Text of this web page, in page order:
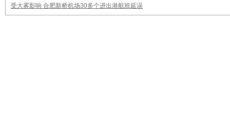
受大雾影响 合肥新桥机场30多个进出港航班延误